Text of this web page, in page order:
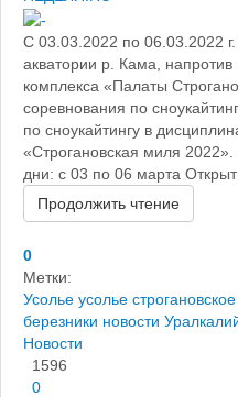
С 03.03.2022 по 06.03.2022
акватории р. Кама, напротив
комплекса «Палаты
соревнования по
по сноукайтингу в
«Строгановская миля
дни: с 03 по 06 марта
Продолжить чтение
0
Метки:
Усолье усолье строгановское
березники новости
Новости
1596
0